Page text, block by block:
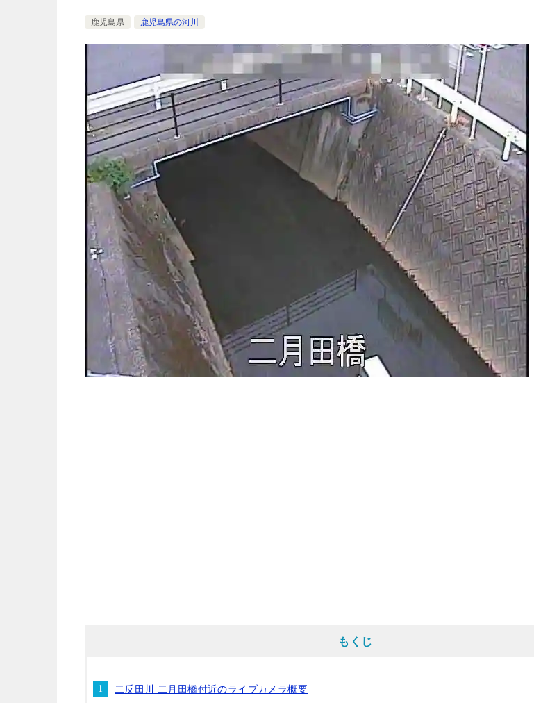
鹿児島県 鹿児島県の河川
もくじ
二反田川 二月田橋付近のライブカメラ概要